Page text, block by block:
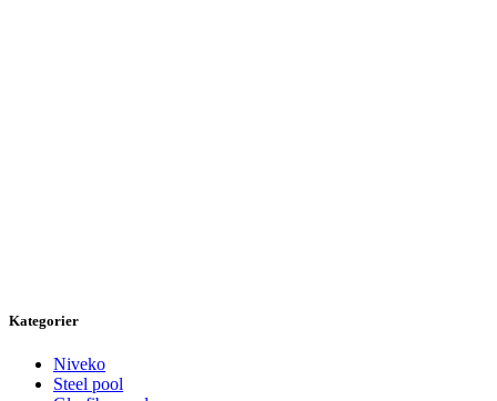
Kategorier
Niveko
Steel pool